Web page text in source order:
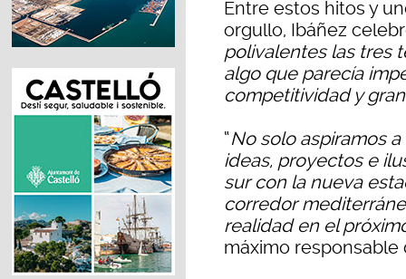
Entre estos hitos y
orgullo, Ibáñez
polivalentes las tres
algo que parecía
competitividad y
“No solo aspiramos
ideas, proyectos e
sur con la nueva
corredor
realidad en el
máximo responsable